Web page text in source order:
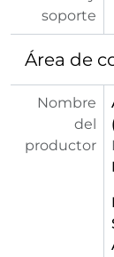
soporte
Área de
Nombre
del
productor